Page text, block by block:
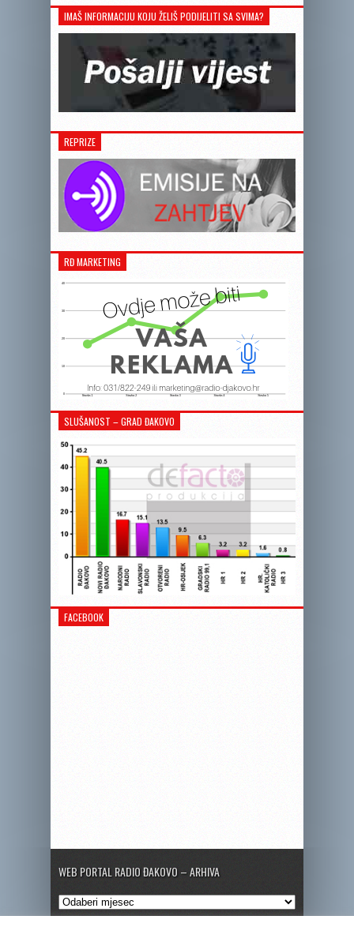
IMAŠ INFORMACIJU KOJU ŽELIŠ PODIJELITI SA SVIMA?
REPRIZE
RĐ MARKETING
SLUŠANOST – GRAD ĐAKOVO
FACEBOOK
WEB PORTAL RADIO ĐAKOVO – ARHIVA
Web
portal